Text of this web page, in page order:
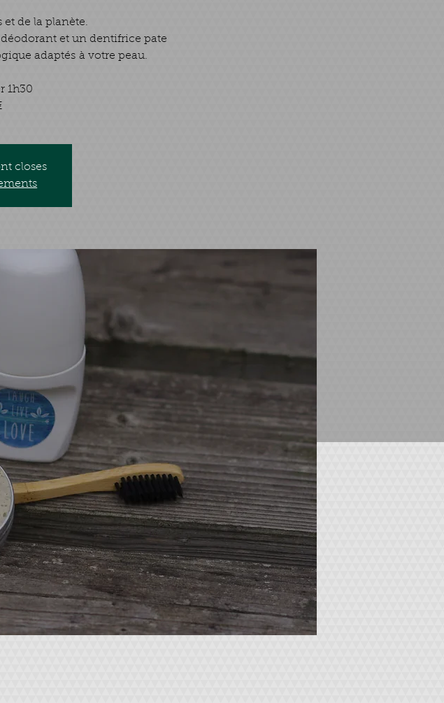
et de la planète.
et un dentifrice pate
adaptés à votre peau.
1h30
closes